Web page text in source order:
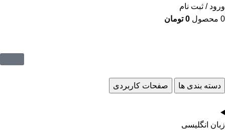
ورود / ثبت نام
0 محصول 0 تومان
دسته بندی ها صفحات کاربردی
زبان انگلیسی